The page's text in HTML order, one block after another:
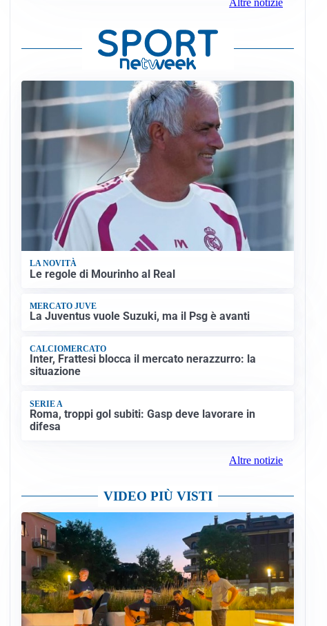
Altre notizie
LA NOVITÀ
Le regole di Mourinho al Real
MERCATO JUVE
La Juventus vuole Suzuki, ma il Psg è avanti
CALCIOMERCATO
Inter, Frattesi blocca il mercato nerazzurro: la
situazione
SERIE A
Roma, troppi gol subiti: Gasp deve lavorare in
difesa
Altre notizie
VIDEO PIÙ VISTI